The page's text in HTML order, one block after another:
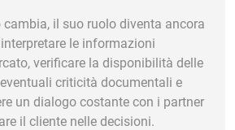
il suo ruolo diventa ancora
le informazioni
verificare la disponibilità delle
criticità documentali e
un dialogo costante con i partner
il cliente nelle decisioni.